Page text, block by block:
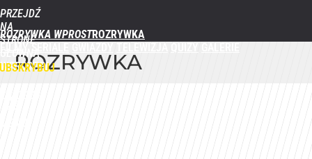
PRZEJDŹ
NA
STRONĘ
GŁÓWNĄ
WPROST.PL
ROZRYWKA WPROST
ROZRYWKA